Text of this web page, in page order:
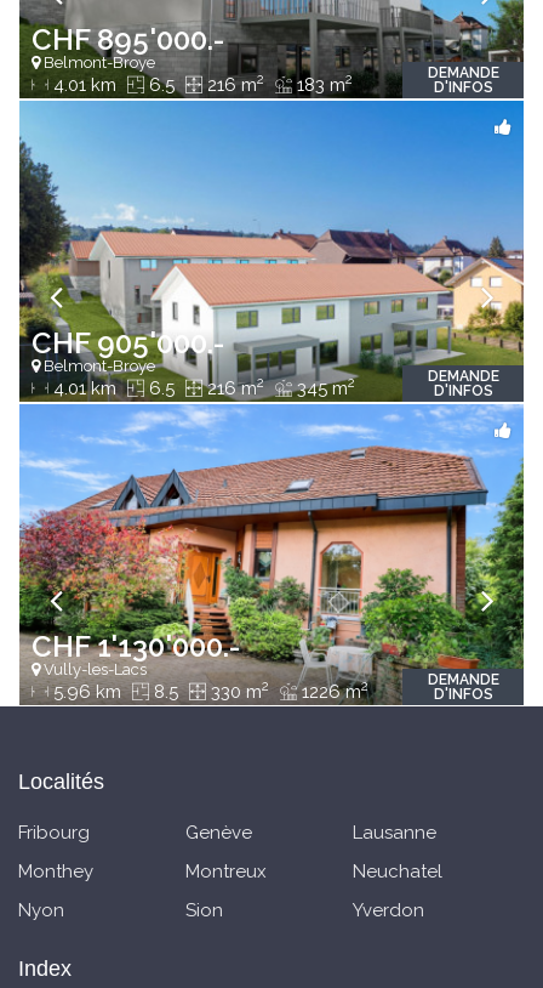
CHF 895'000.-
Belmont-Broye
4.01 km 6.5 216 m2 183 m2
DEMANDE
D'INFOS
CHF 905'000.-
Belmont-Broye
4.01 km 6.5 216 m2 345 m2
DEMANDE
D'INFOS
CHF 1'130'000.-
Vully-les-Lacs
5.96 km 8.5 330 m2 1226 m2
DEMANDE
D'INFOS
Localités
Fribourg Genève
Lausanne
Monthey
Montreux
Neuchatel
Nyon
Sion Yverdon
Index